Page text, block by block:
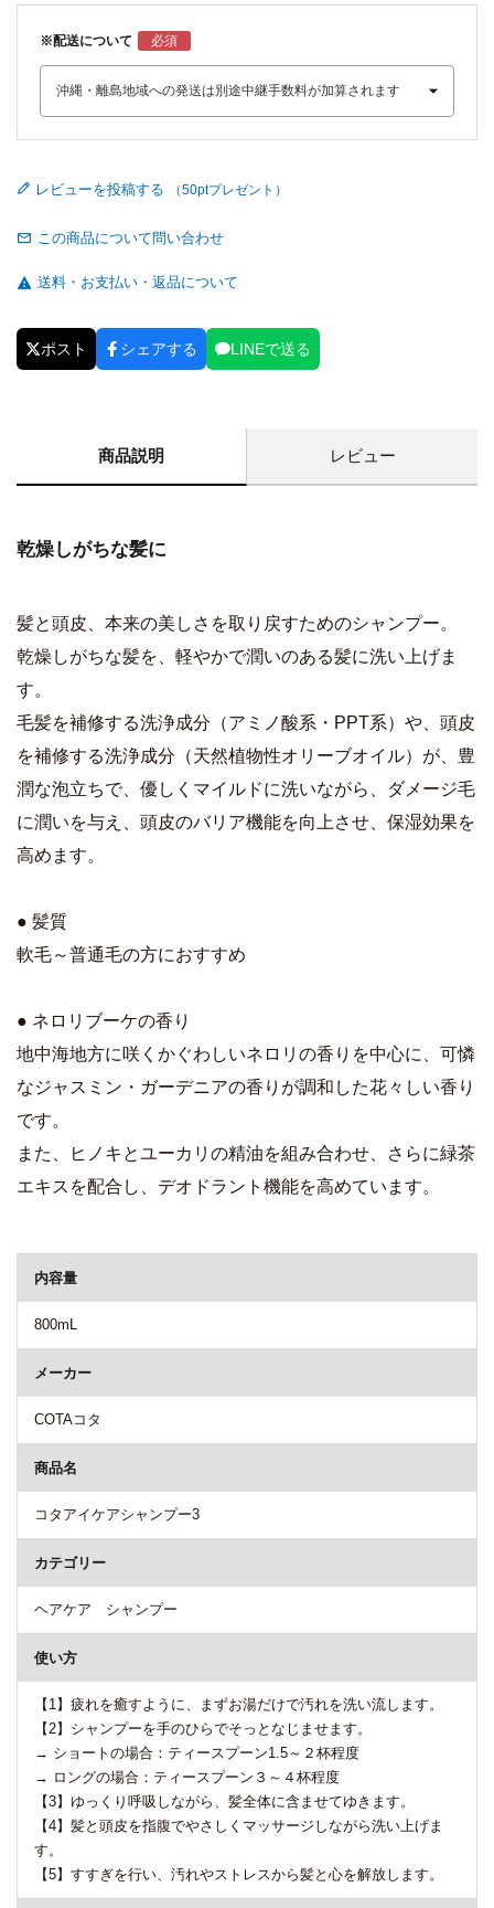
※配送について
レビューを投稿する
この商品について問い合わせ
送料・お支払い・返品について
ポスト シェアする LINEで送る
商品説明 レビュー
乾燥しがちな髪に
髪と頭皮、本来の美しさを取り戻すためのシャンプー。
乾燥しがちな髪を、軽やかで潤いのある髪に洗い上げま
す。
毛髪を補修する洗浄成分（アミノ酸系・PPT系）や、頭皮
を補修する洗浄成分（天然植物性オリーブオイル）が、豊
潤な泡立ちで、優しくマイルドに洗いながら、ダメージ毛
に潤いを与え、頭皮のバリア機能を向上させ、保湿効果を
高めます。
● 髪質
軟毛～普通毛の方におすすめ
● ネロリブーケの香り
地中海地方に咲くかぐわしいネロリの香りを中心に、可憐
なジャスミン・ガーデニアの香りが調和した花々しい香り
です。
また、ヒノキとユーカリの精油を組み合わせ、さらに緑茶
エキスを配合し、デオドラント機能を高めています。
内容量
800mL
メーカー
COTAコタ
商品名
コタアイケアシャンプー3
カテゴリー
ヘアケア シャンプー
使い方
【1】疲れを癒すように、まずお湯だけで汚れを洗い流します。
【2】シャンプーを手のひらでそっとなじませます。
→ ショートの場合：ティースプーン1.5～２杯程度
→ ロングの場合：ティースプーン３～４杯程度
【3】ゆっくり呼吸しながら、髪全体に含ませてゆきます。
【4】髪と頭皮を指腹でやさしくマッサージしながら洗い上げま
す。
【5】すすぎを行い、汚れやストレスから髪と心を解放します。